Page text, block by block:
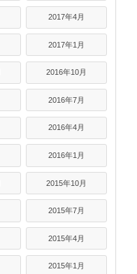
2017年4月
2017年1月
2016年10月
2016年7月
2016年4月
2016年1月
2015年10月
2015年7月
2015年4月
2015年1月